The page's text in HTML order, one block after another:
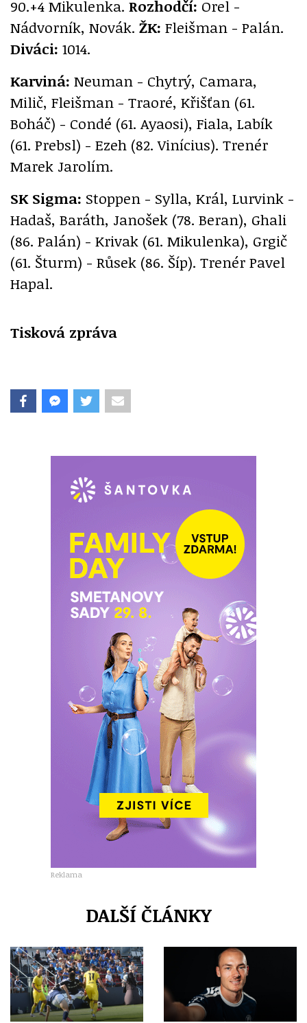
90.+4 Mikulenka. Rozhodčí: Orel -
Nádvorník, Novák. ŽK: Fleišman - Palán.
Diváci: 1014.
Karviná: Neuman - Chytrý, Camara,
Milič, Fleišman - Traoré, Křišťan (61.
Boháč) - Condé (61. Ayaosi), Fiala, Labík
(61. Prebsl) - Ezeh (82. Vinícius). Trenér
Marek Jarolím.
SK Sigma: Stoppen - Sylla, Král, Lurvink -
Hadaš, Baráth, Janošek (78. Beran), Ghali
(86. Palán) - Krivak (61. Mikulenka), Grgič
(61. Šturm) - Růsek (86. Šíp). Trenér Pavel
Hapal.
Tisková zpráva
Reklama
DALŠÍ ČLÁNKY